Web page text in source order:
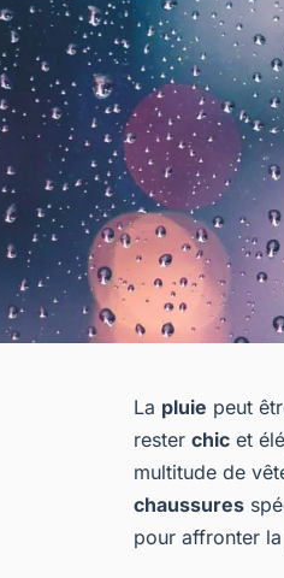
La pluie peut
rester chic et
multitude de
chaussures
pour affronter